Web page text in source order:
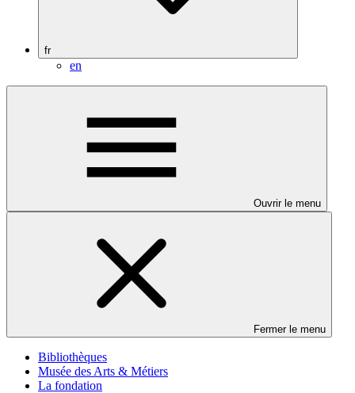
fr
en
Ouvrir le menu
Fermer le menu
Bibliothèques
Musée des Arts & Métiers
La fondation